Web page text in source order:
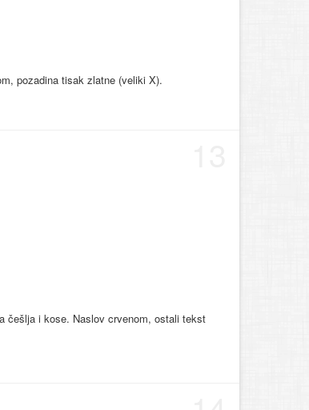
pozadina tisak zlatne (veliki X).
češlja i kose. Naslov crvenom, ostali tekst